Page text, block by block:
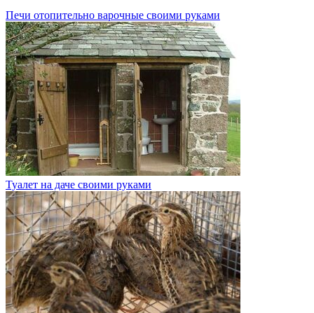
Печи отопительно варочные своими руками
Туалет на даче своими руками